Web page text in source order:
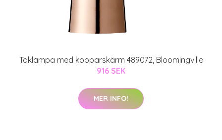
Taklampa med kopparskärm 489072, Bloomingville
916 SEK
MER INFO!